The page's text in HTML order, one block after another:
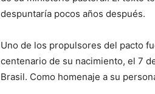
despuntaría pocos años después.
Uno de los propulsores del pacto
centenario de su nacimiento, el 7
Brasil. Como homenaje a su